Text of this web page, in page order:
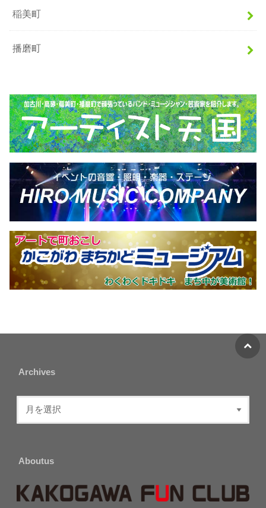
稲美町
播磨町
Archives
Aboutus